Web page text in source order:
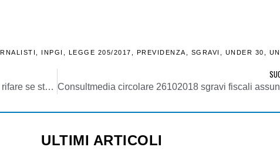
, INPGI , LEGGE 205/2017 , PREVIDENZA, SGRAVI , UNDER 30 ,
Tv. Portobello di nuovo in onda: la Rai prova a rifare se stessa, quarant’anni dopo. Antonella Clerici sara’ all’altezza di Enzo Tortora?
ULTIMI ARTICOLI